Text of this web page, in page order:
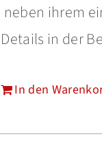
neben ihrem
Details in der
In den